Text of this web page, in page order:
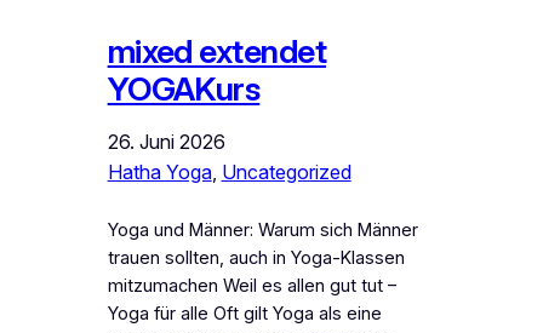
mixed extendet
YOGAKurs
26. Juni 2026
Hatha Yoga, Uncategorized
Yoga und Männer: Warum sich Männer
trauen sollten, auch in Yoga-Klassen
mitzumachen Weil es allen gut tut –
Yoga für alle Oft gilt Yoga als eine